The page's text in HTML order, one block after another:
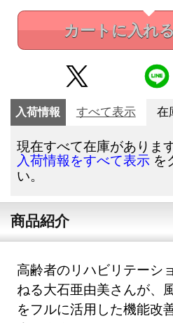
カートに入れる
入荷情報 すべて表示 在
現在すべて在庫があります
入荷情報をすべて表示 を
い。
商品紹介
高齢者のリハビリテーシ
ねる大石亜由美さんが、
をフルに活用した機能改